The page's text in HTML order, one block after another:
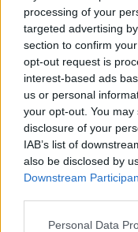
processing of your
targeted advertising
section to confirm
opt-out request is
interest-based ads
us or personal
your opt-out. You
disclosure of your
IAB’s list of
also be disclosed by
Downstream
Personal Data